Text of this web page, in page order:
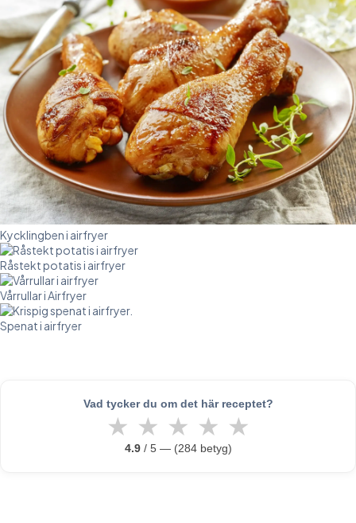
Kycklingben i airfryer
Råstekt potatis i airfryer
Vårrullar i Airfryer
Spenat i airfryer
Vad tycker du om det här receptet?
★ ★ ★ ★ ★
4.9/ 5 — (284 betyg)